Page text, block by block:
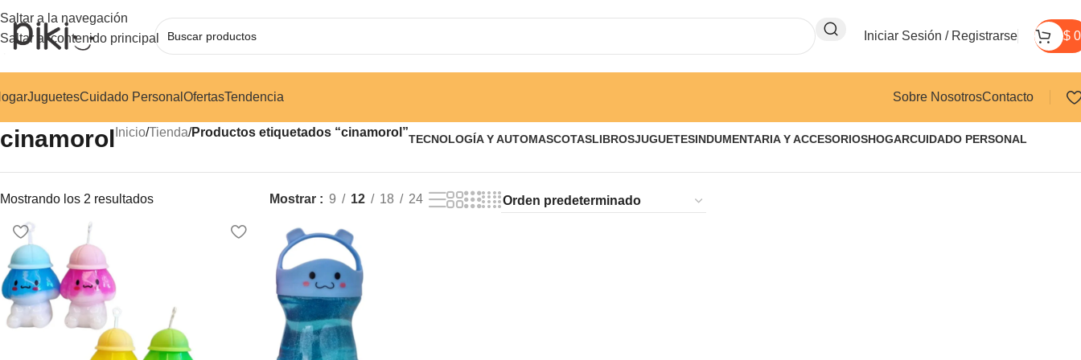
Saltar a la navegación
Saltar al contenido principal
Iniciar Sesión / Registrarse $ 0
JuguetesCuidado Personal OfertasTendencia Sobre NosotrosContacto
cinamorol Inicio/Tienda/Productos etiquetados “cinamorol”TECNOLOGÍA Y AUTOMASCOTASLIBROSJUGUETESINDUMENTARIA Y ACCESORIOSHOGARCUIDADO PERSONAL
Mostrando los 2 resultados Mostrar 9 12 18 24